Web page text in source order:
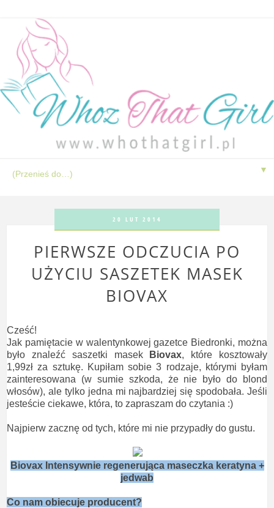
▼
20 LUT 2014
PIERWSZE ODCZUCIA PO
UŻYCIU SASZETEK MASEK
BIOVAX
Cześć!
Jak pamiętacie w walentynkowej gazetce Biedronki, można
było znaleźć saszetki masek
Biovax, które kosztowały
1,99zł za sztukę. Kupiłam sobie 3 rodzaje, którymi byłam
zainteresowana (w sumie szkoda, że nie było do blond
włosów), ale tylko jedna mi najbardziej się spodobała. Jeśli
jesteście ciekawe, która, to zapraszam do czytania :)
Najpierw zacznę od tych, które mi nie przypadły do gustu.
Biovax Intensywnie regenerująca maseczka keratyna +
jedwab
Co nam obiecuje producent?